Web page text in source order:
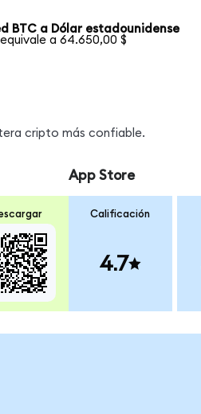
BTC a Dólar estadounidense
equivale a 64.650,00 $
cripto más confiable.
App Store
Calificación
4.7